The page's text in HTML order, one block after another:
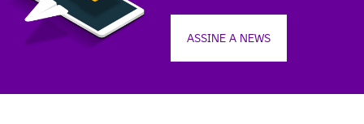
ASSINE A NEWS